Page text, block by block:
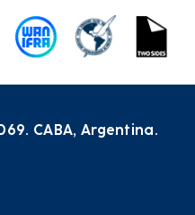
CABA, Argentina.